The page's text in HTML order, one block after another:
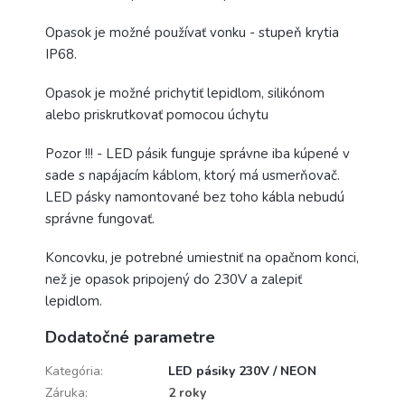
Opasok je možné používať vonku - stupeň krytia
IP68.
Opasok je možné prichytiť lepidlom, silikónom
alebo priskrutkovať pomocou úchytu
Pozor !!! - LED pásik funguje správne iba kúpené v
sade s napájacím káblom, ktorý má usmerňovač.
LED pásky namontované bez toho kábla nebudú
správne fungovať.
Koncovku, je potrebné umiestniť na opačnom konci,
než je opasok pripojený do 230V a zalepiť
lepidlom.
Dodatočné parametre
Kategória:
LED pásiky 230V / NEON
Záruka: 2 roky